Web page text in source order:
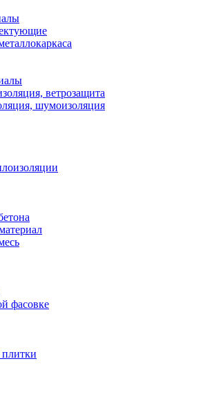
ветрозащита
шумоизоляция
фасовке